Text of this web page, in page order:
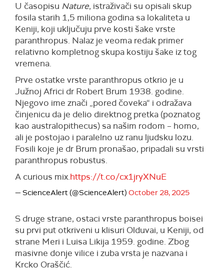
U časopisu Nature, istraživači su opisali skup
fosila starih 1,5 miliona godina sa lokaliteta u
Keniji, koji uključuju prve kosti šake vrste
paranthropus. Nalaz je veoma redak primer
relativno kompletnog skupa kostiju šake iz tog
vremena.
Prve ostatke vrste paranthropus otkrio je u
Južnoj Africi dr Robert Brum 1938. godine.
Njegovo ime znači „pored čoveka“ i odražava
činjenicu da je delio direktnog pretka (poznatog
kao australopithecus) sa našim rodom – homo,
ali je postojao i paralelno uz ranu ljudsku lozu.
Fosili koje je dr Brum pronašao, pripadali su vrsti
paranthropus robustus.
A curious mix.https://t.co/cx1jryXNuE
— ScienceAlert (@ScienceAlert) October 28, 2025
S druge strane, ostaci vrste paranthropus boisei
su prvi put otkriveni u klisuri Olduvai, u Keniji, od
strane Meri i Luisa Likija 1959. godine. Zbog
masivne donje vilice i zuba vrsta je nazvana i
Krcko Oraščić.